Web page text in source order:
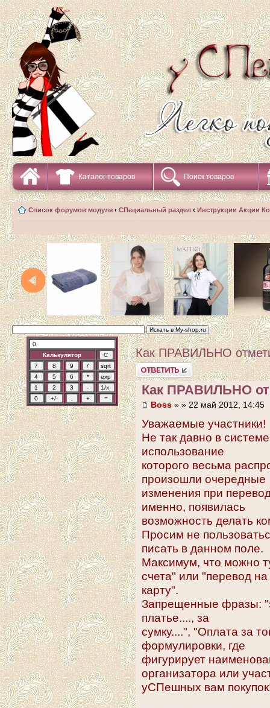
Каталог товаров Поиск товаров
Список форумов модуля ‹ СПециальный раздел ‹ Инструкции Акции
Калькулятор Как ПРАВИЛЬНО
Ответить
Как ПРАВИЛЬНО
Boss » » 22 май 2012, 14:45
Уважаемые участники!
Не так давно в
использование
которого весьма
произошли очередные
изменения при
именно, появилась
возможность делать
Просим не
писать в данном поле.
Максимум, что можно
счета" или "перевод на
карту".
Запрещенные фразы:
платье...., за
сумку....", "Оплата за
формулировки, где
фигурирует
организатора или
уСПешных вам